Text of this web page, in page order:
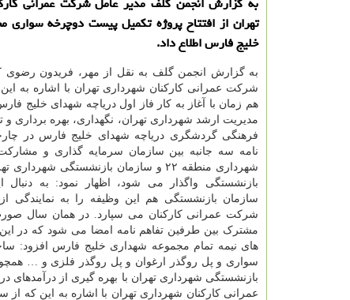
تهران از افتتاح پروژه تکمیل پیست دوچرخه سواری
خلیج فارس اطلاع داد.
به گزارش انجمن گلف به نقل از مهر، فریدون رضوی
هم زمان با آغاز به کار فاز اول دریاچه شهدای خلیج
مدیریت ارشد شهرداری تهران، نگهداری، بهره برداری
فرهنگی گردشگری دریاچه شهدای خلیج فارس در
نامه سه جانبه بین سازمان سرمایه گذاری و
شهرداری منطقه ۲۲ و سازمان بازنشستگی
بازنشستگی واگذار می شود، اظهار نمود: به دنبال
سازمان بازنشستگی هم این وظیفه را به نمایندگی
شرکت عمرانی کارکنان می سپارد. در همان سال
مشترک بین طرفین تفاهم نامه امضا می شود که در
های نیمه تمام مجموعه شهداری خلیج فارس افزود:
سواری و پل روگذر ارغوان و پل روگذر فلزی و …
بازنشستگی شهرداری تهران با بهره گیری از درآمدهای